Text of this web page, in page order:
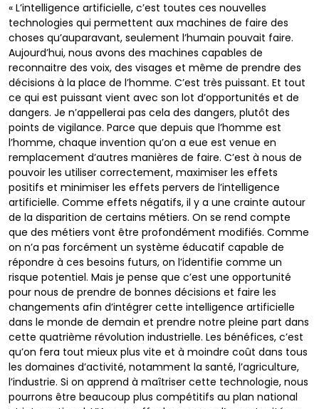
« L’intelligence artificielle, c’est toutes ces nouvelles
technologies qui permettent aux machines de faire des
choses qu’auparavant, seulement l’humain pouvait faire.
Aujourd’hui, nous avons des machines capables de
reconnaitre des voix, des visages et même de prendre des
décisions à la place de l’homme. C’est très puissant. Et tout
ce qui est puissant vient avec son lot d’opportunités et de
dangers. Je n’appellerai pas cela des dangers, plutôt des
points de vigilance. Parce que depuis que l’homme est
l’homme, chaque invention qu’on a eue est venue en
remplacement d’autres manières de faire. C’est à nous de
pouvoir les utiliser correctement, maximiser les effets
positifs et minimiser les effets pervers de l’intelligence
artificielle. Comme effets négatifs, il y a une crainte autour
de la disparition de certains métiers. On se rend compte
que des métiers vont être profondément modifiés. Comme
on n’a pas forcément un système éducatif capable de
répondre à ces besoins futurs, on l’identifie comme un
risque potentiel. Mais je pense que c’est une opportunité
pour nous de prendre de bonnes décisions et faire les
changements afin d’intégrer cette intelligence artificielle
dans le monde de demain et prendre notre pleine part dans
cette quatrième révolution industrielle. Les bénéfices, c’est
qu’on fera tout mieux plus vite et à moindre coût dans tous
les domaines d’activité, notamment la santé, l’agriculture,
l’industrie. Si on apprend à maîtriser cette technologie, nous
pourrons être beaucoup plus compétitifs au plan national